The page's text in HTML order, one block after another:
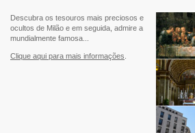
Descubra os tesouros mais preciosos e
ocultos de Milão e em seguida, admire a
mundialmente famosa...
Clique aqui para mais informações